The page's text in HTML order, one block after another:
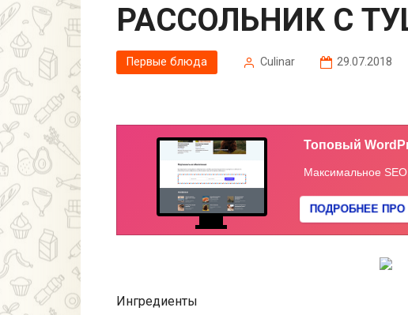
РАССОЛЬНИК С
Первые блюда Сulinar 29.07.2018
Ингредиенты